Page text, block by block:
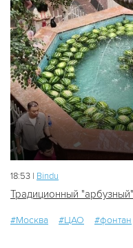
18:53 | Bindu
Традиционный
#Москва #ЦАО #фонтан